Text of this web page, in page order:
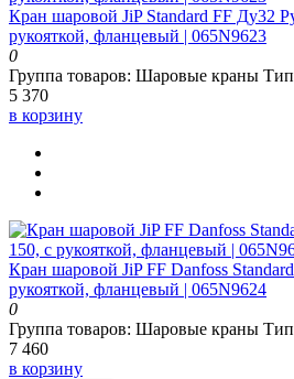
Кран шаровой JiP Standard FF Ду32
рукояткой, фланцевый | 065N9623
0
Группа товаров: Шаровые краны Тип
5 370
в корзину
Кран шаровой JiP FF Danfoss
рукояткой, фланцевый | 065N9624
0
Группа товаров: Шаровые краны Тип
7 460
в корзину